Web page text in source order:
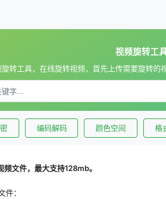
视频旋转工
转工具，在线旋转视频，首先上传需要旋转的
编码解码 颜色空间 格
文件，最大支持128mb。
件：